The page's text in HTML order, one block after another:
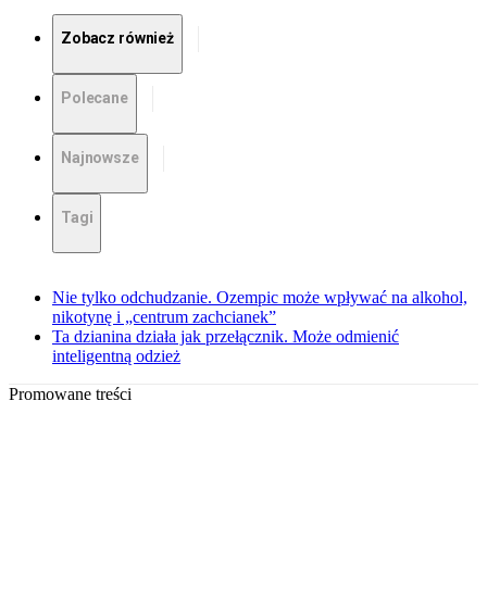
Zobacz również
Polecane
Najnowsze
Tagi
Nie tylko odchudzanie. Ozempic może wpływać na alkohol,
nikotynę i „centrum zachcianek”
Ta dzianina działa jak przełącznik. Może odmienić
inteligentną odzież
Promowane treści